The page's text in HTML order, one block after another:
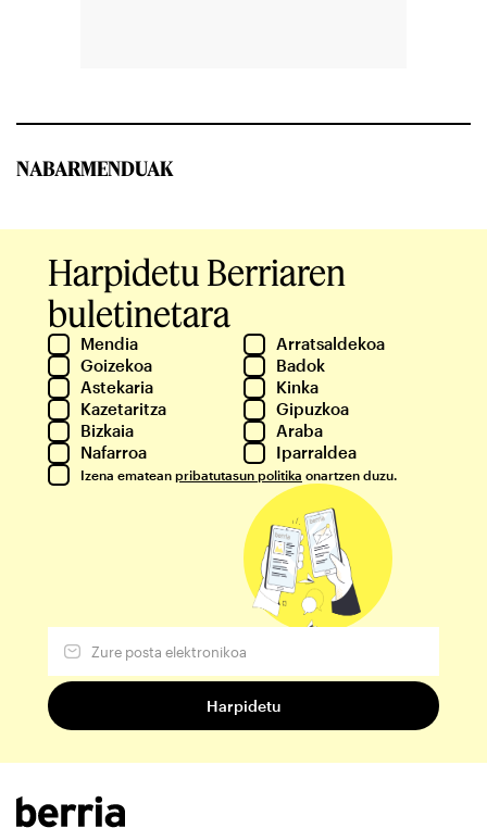
NABARMENDUAK
Harpidetu Berriaren
buletinetara
Mendia
Arratsaldekoa
Goizekoa
Badok
Astekaria
Kinka
Kazetaritza
Gipuzkoa
Bizkaia
Araba
Nafarroa
Iparraldea
Izena ematean pribatutasun politika onartzen duzu.